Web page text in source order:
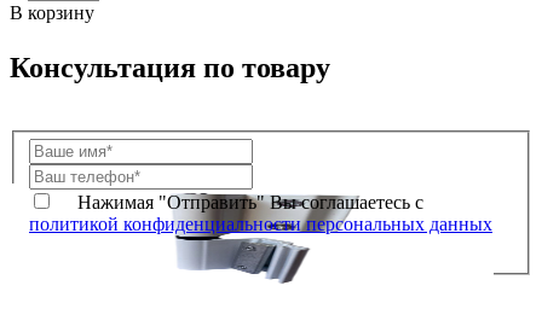
В корзину
Консультация по товару
Нажимая "Отправить" Вы соглашаетесь с
политикой конфиденциальности персональных данных